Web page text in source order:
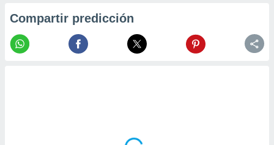
Compartir predicción